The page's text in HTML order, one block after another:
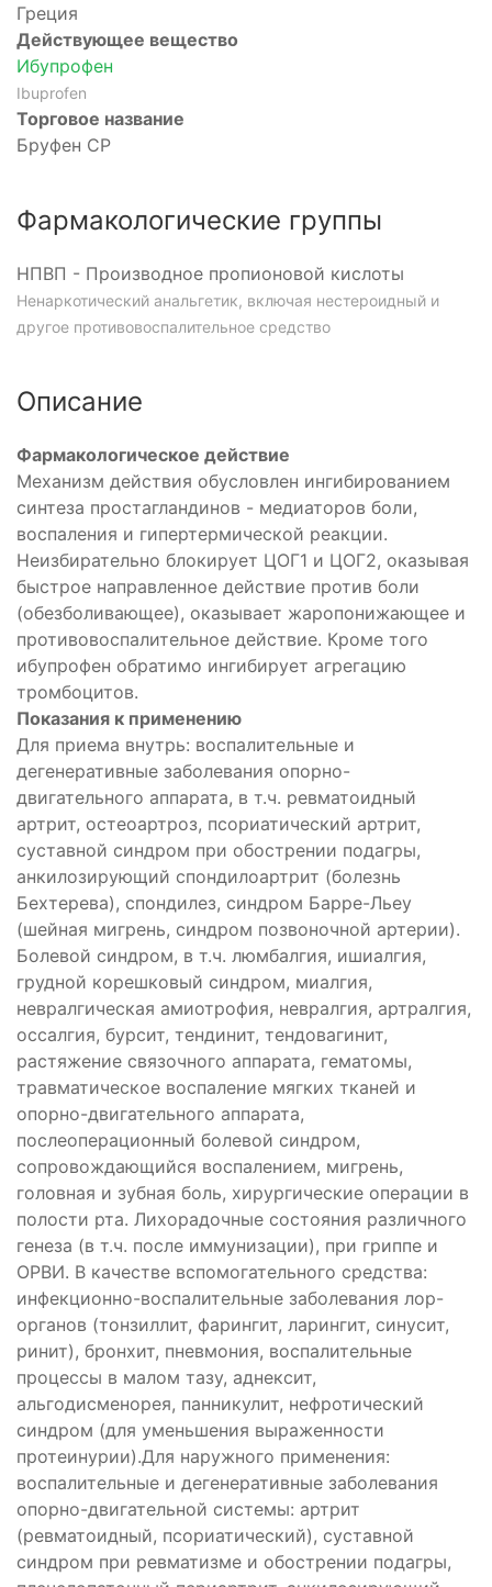
Греция
Действующее вещество
Ибупрофен
Ibuprofen
Торговое название
Бруфен СР
Фармакологические группы
НПВП - Производное пропионовой кислоты
Ненаркотический анальгетик, включая нестероидный и
другое противовоспалительное средство
Описание
Фармакологическое действие
Механизм действия обусловлен ингибированием
синтеза простагландинов - медиаторов боли,
воспаления и гипертермической реакции.
Неизбирательно блокирует ЦОГ1 и ЦОГ2, оказывая
быстрое направленное действие против боли
(обезболивающее), оказывает жаропонижающее и
противовоспалительное действие. Кроме того
ибупрофен обратимо ингибирует агрегацию
тромбоцитов.
Показания к применению
Для приема внутрь: воспалительные и
дегенеративные заболевания опорно-
двигательного аппарата, в т.ч. ревматоидный
артрит, остеоартроз, псориатический артрит,
суставной синдром при обострении подагры,
анкилозирующий спондилоартрит (болезнь
Бехтерева), спондилез, синдром Барре-Льеу
(шейная мигрень, синдром позвоночной артерии).
Болевой синдром, в т.ч. люмбалгия, ишиалгия,
грудной корешковый синдром, миалгия,
невралгическая амиотрофия, невралгия, артралгия,
оссалгия, бурсит, тендинит, тендовагинит,
растяжение связочного аппарата, гематомы,
травматическое воспаление мягких тканей и
опорно-двигательного аппарата,
послеоперационный болевой синдром,
сопровождающийся воспалением, мигрень,
головная и зубная боль, хирургические операции в
полости рта. Лихорадочные состояния различного
генеза (в т.ч. после иммунизации), при гриппе и
ОРВИ. В качестве вспомогательного средства:
инфекционно-воспалительные заболевания лор-
органов (тонзиллит, фарингит, ларингит, синусит,
ринит), бронхит, пневмония, воспалительные
процессы в малом тазу, аднексит,
альгодисменорея, панникулит, нефротический
синдром (для уменьшения выраженности
протеинурии).Для наружного применения:
воспалительные и дегенеративные заболевания
опорно-двигательной системы: артрит
(ревматоидный, псориатический), суставной
синдром при ревматизме и обострении подагры,